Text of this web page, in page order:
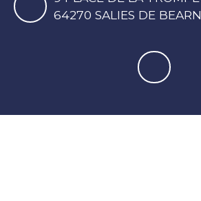
64270 SALIES DE BEARN